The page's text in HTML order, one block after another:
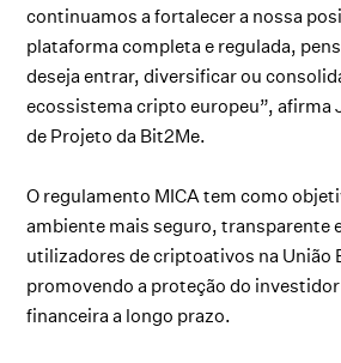
continuamos a fortalecer a nossa
plataforma completa e regulada,
deseja entrar, diversificar ou
ecossistema cripto europeu”, afirma
de Projeto da Bit2Me.
O regulamento MICA tem como
ambiente mais seguro, transparente
utilizadores de criptoativos na União
promovendo a proteção do
financeira a longo prazo.